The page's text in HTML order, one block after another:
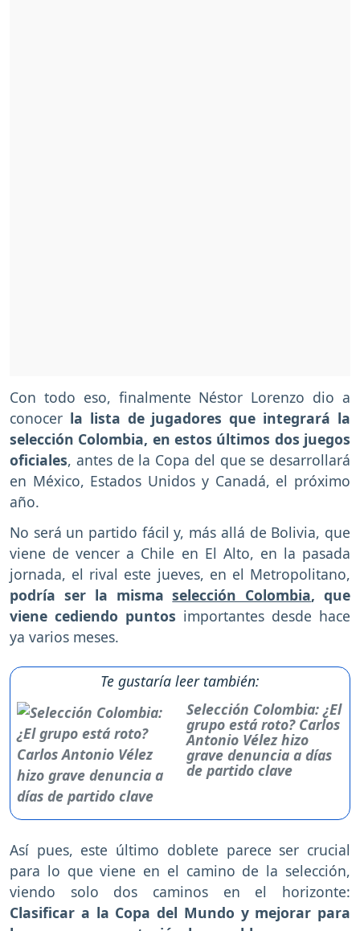
Con todo eso, finalmente Néstor Lorenzo dio a
conocer la lista de jugadores que integrará la
selección Colombia, en estos últimos dos juegos
oficiales, antes de la Copa del que se desarrollará
en México, Estados Unidos y Canadá, el próximo
año.
No será un partido fácil y, más allá de Bolivia, que
viene de vencer a Chile en El Alto, en la pasada
jornada, el rival este jueves, en el Metropolitano,
podría ser la mismaselección Colombia, que
viene cediendo puntos importantes desde hace
ya varios meses.
Te gustaría leer también:
Selección Colombia: ¿El
grupo está roto? Carlos
Antonio Vélez hizo
grave denuncia a días
de partido clave
Así pues, este último doblete parece ser crucial
para lo que viene en el camino de la selección,
viendo solo dos caminos en el horizonte:
Clasificar a la Copa del Mundo y mejorar para